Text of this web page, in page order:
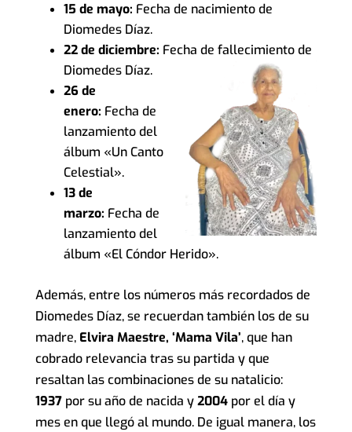
15 de mayo: Fecha de nacimiento de
Diomedes Díaz.
22 de diciembre: Fecha de fallecimiento de
Diomedes Díaz.
26 de
enero: Fecha de
lanzamiento del
álbum «Un Canto
Celestial».
13 de
marzo: Fecha de
lanzamiento del
álbum «El Cóndor Herido».
Además, entre los números más recordados de
Diomedes Díaz, se recuerdan también los de su
madre, Elvira Maestre, ‘Mama Vila’, que han
cobrado relevancia tras su partida y que
resaltan las combinaciones de su natalicio:
1937por su año de nacida y2004 por el día y
mes en que llegó al mundo. De igual manera, los